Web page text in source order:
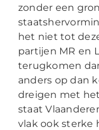
zonder een
het niet tot
partijen MR en
terugkomen
anders op dan
dreigen met
staat
vlak ook sterke